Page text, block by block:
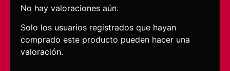
No hay valoraciones aún.
Solo los usuarios registrados que hayan
comprado este producto pueden hacer una
valoración.